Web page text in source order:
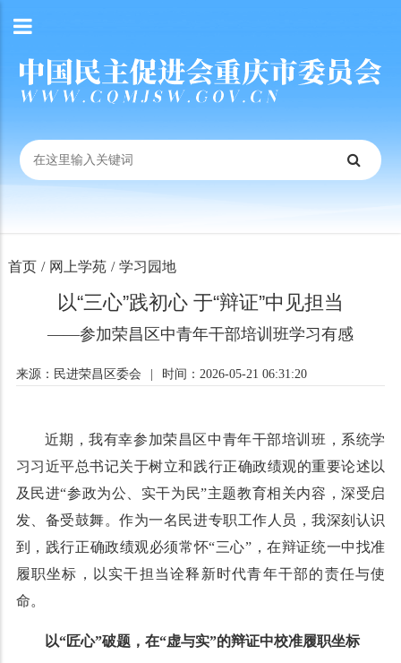
首页 / 网上学苑 / 学习园地
以“三心”践初心 于“辩证”中见担当
——参加荣昌区中青年干部培训班学习有感
来源：民进荣昌区委会 时间：2026-05-21 06:31:20
近期，我有幸参加荣昌区中青年干部培训班，系统学
习习近平总书记关于树立和践行正确政绩观的重要论述以
及民进“参政为公、实干为民”主题教育相关内容，深受启
发、备受鼓舞。作为一名民进专职工作人员，我深刻认识
到，践行正确政绩观必须常怀“三心”，在辩证统一中找准
履职坐标，以实干担当诠释新时代青年干部的责任与使
命。
以“匠心”破题，在“虚与实”的辩证中校准履职坐标